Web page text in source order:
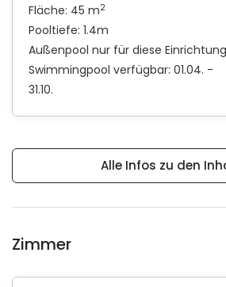
Fläche: 45 m2
Pooltiefe: 1.4m
Außenpool nur für diese Einrichtung
Swimmingpool verfügbar: 01.04. -
31.10.
Alle Infos zu den
Zimmer